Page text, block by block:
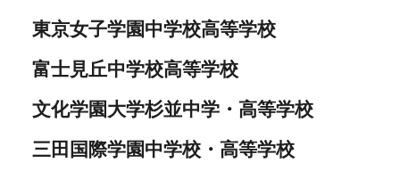
東京女子学園中学校高等学校
富士見丘中学校高等学校
文化学園大学杉並中学・高等学校
三田国際学園中学校・高等学校